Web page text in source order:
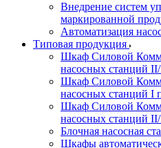
Внедрение систем
маркированной
Автоматизация
Типовая продукция
Шкаф Силовой
насосных станций
Шкаф Силовой
насосных станций
Шкаф Силовой
насосных станций
Блочная насосная
Шкафы